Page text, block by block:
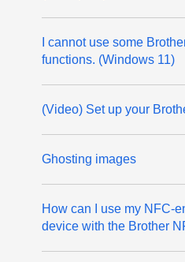
I cannot use some
functions. (Windows 11)
(Video) Set up your
Ghosting images
How can I use my NFC-
device with the Brother